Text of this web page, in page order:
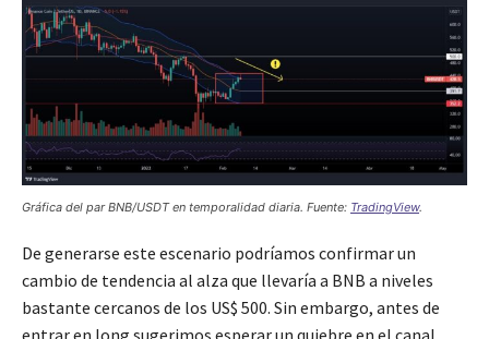
Gráfica del par BNB/USDT en temporalidad diaria. Fuente: TradingView.
De generarse este escenario podríamos confirmar un
cambio de tendencia al alza que llevaría a BNB a niveles
bastante cercanos de los US$ 500. Sin embargo, antes de